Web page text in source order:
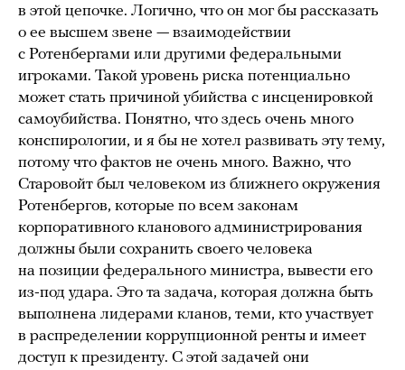
в этой цепочке. Логично, что он мог бы рассказать
о ее высшем звене — взаимодействии
с Ротенбергами или другими федеральными
игроками. Такой уровень риска потенциально
может стать причиной убийства с инсценировкой
самоубийства. Понятно, что здесь очень много
конспирологии, и я бы не хотел развивать эту тему,
потому что фактов не очень много. Важно, что
Старовойт был человеком из ближнего окружения
Ротенбергов, которые по всем законам
корпоративного кланового администрирования
должны были сохранить своего человека
на позиции федерального министра, вывести его
из-под удара. Это та задача, которая должна быть
выполнена лидерами кланов, теми, кто участвует
в распределении коррупционной ренты и имеет
доступ к президенту. С этой задачей они